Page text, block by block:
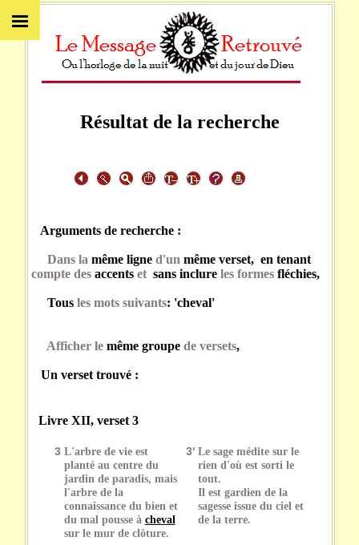
Résultat de la recherche
Arguments de recherche :
Dans la même ligne d'un même verset, en tenant
compte des accents et sans inclureles formes fléchies,
Tous les mots suivants: 'cheval'
Afficher le même groupede versets,
Un verset trouvé :
Livre XII, verset 3
3 L'arbre de vie est
planté au centre du
jardin de paradis, mais
l'arbre de la
connaissance du bien et
du mal pousse à cheval
sur le mur de clôture.
3' Le sage médite sur le
rien d'où est sorti le
tout.
Il est gardien de la
sagesse issue du ciel et
de la terre.